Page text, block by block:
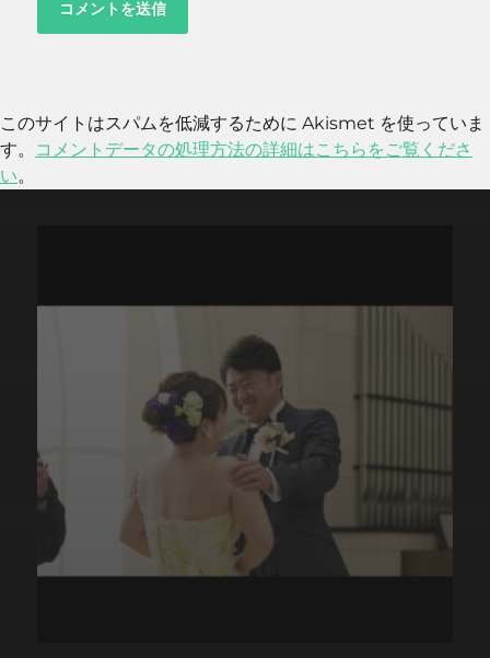
このサイトはスパムを低減するために Akismet を使っていま
す。
コメントデータの処理方法の詳細はこちらをご覧くださ
い。